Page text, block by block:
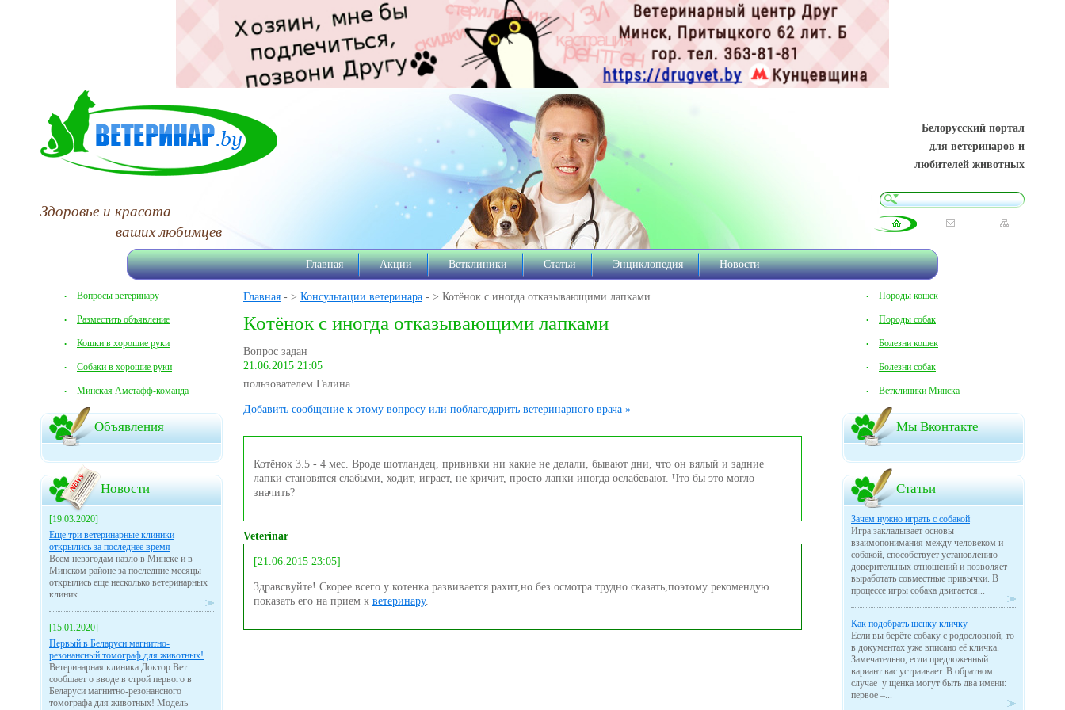
Здоровье и красота
ваших любимцев
Белорусский портал
для ветеринаров и
любителей животных
Главная Акции Ветклиники Статьи Энциклопедия Новости
Вопросы ветеринару
Разместить объявление
Кошки в хорошие руки
Собаки в хорошие руки
Минская Амстафф-команда
Объявления
Новости
[19.03.2020]
Еще три ветеринарные клиники
открылись за последнее время
Всем невзгодам назло в Минске и в
Минском районе за последние месяцы
открылись еще несколько ветеринарных
клиник.
[15.01.2020]
Первый в Беларуси магнитно-
резонансный томограф для животных!
Ветеринарная клиника Доктор Вет
сообщает о вводе в строй первого в
Беларуси магнитно-резонансного
томографа для животных! Модель -
Породы кошек
Породы собак
Болезни кошек
Болезни собак
Ветклиники Минска
Мы Вконтакте
Статьи
Зачем нужно играть с собакой
Игра закладывает основы
взаимопонимания между человеком и
собакой, способствует установлению
доверительных отношений и позволяет
выработать совместные привычки. В
процессе игры собака двигается...
Как подобрать щенку кличку
Если вы берёте собаку с родословной, то
в документах уже вписано её кличка.
Замечательно, если предложенный
вариант вас устраивает. В обратном
случае у щенка могут быть два имени:
первое –...
Главная - > Консультации ветеринара - > Котёнок с иногда отказывающими лапками
Котёнок с иногда отказывающими лапками
Вопрос задан
21.06.2015 21:05
пользователем Галина
Добавить сообщение к этому вопросу или поблагодарить ветеринарного врача »
Котёнок 3.5 - 4 мес. Вроде шотландец, прививки ни какие не делали, бывают дни, что он вялый и задние
лапки становятся слабыми, ходит, играет, не кричит, просто лапки иногда ослабевают. Что бы это могло
значить?
Veterinar
[21.06.2015 23:05]
Здравсвуйте! Скорее всего у котенка развивается рахит,но без осмотра трудно сказать,поэтому рекомендую
показать его на прием к ветеринару.